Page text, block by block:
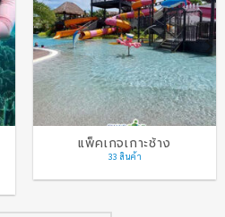
แพ็คเกจเกาะช้าง
33 สินค้า